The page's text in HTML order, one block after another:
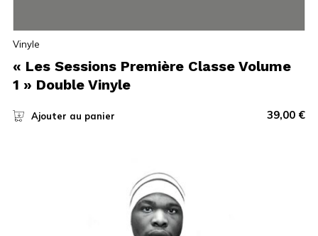
Vinyle
« Les Sessions Première Classe Volume
1 » Double Vinyle
Ajouter au panier 39,00 €